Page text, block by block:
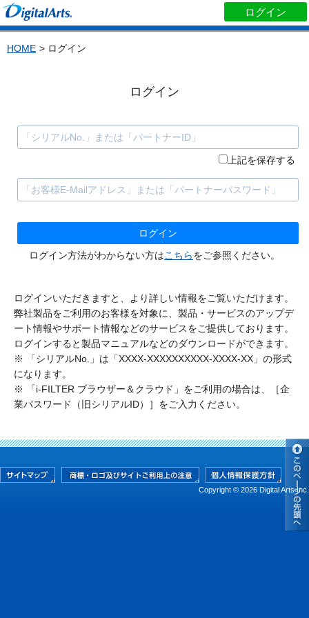
ログイン
HOME > ログイン
ログイン
上記を保存する
ログイン方法がわからない方はこちらをご参照ください。
ログインいただきますと、より詳しい情報をご覧いただけます。
弊社製品をご利用のお客様を対象に、製品・サービスのアップデ
ート情報やサポート情報などのサービスをご提供しております。
ログインすると製品マニュアルなどのダウンロードができます。
※ 「シリアルNo.」は「XXXX-XXXXXXXXXX-XXXX-XX」の形式
になります。
※ 「i-FILTER ブラウザー＆クラウド」をご利用の場合は、［企
業パスワード（旧シリアルID）］をご入力ください。
Copyright © 2026 Digital Arts Inc.